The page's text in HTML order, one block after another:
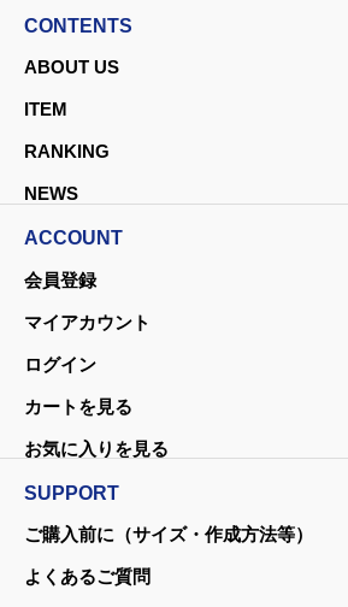
CONTENTS
ABOUT US
ITEM
RANKING
NEWS
ACCOUNT
会員登録
マイアカウント
ログイン
カートを見る
お気に入りを見る
SUPPORT
ご購入前に（サイズ・作成方法等）
よくあるご質問